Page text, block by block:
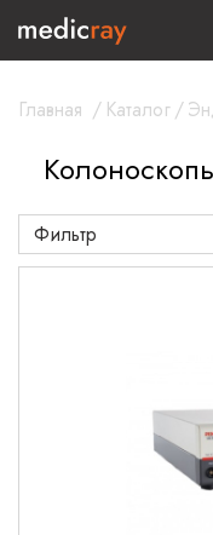
Главная / Каталог/
Фильтр